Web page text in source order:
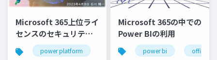
Microsoft 365上位ライ
センスのセキュリティ
機能概説power platform microsoft 365 office 365
Microsoft 365の中での
Power BIの利用
power bi office